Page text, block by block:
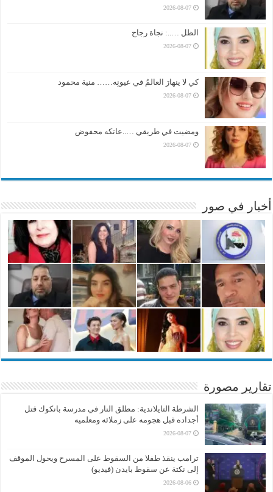
2026-08-07
الظل …..: نجاة رجاح
2026-08-07
كي لا ينهارَ العالمُ في عيونِه…… منية محمود
2026-08-07
ومضيت في طريقي …..عاتكه محفوض
2026-08-07
أخبار في صور
تقارير مصورة
الشرطة التايلاندية: مطلق النار في مدرسة بانكوك قتل
أجداده قبل هجومه على زملائه ومعلميه
2026-08-07
ترامب ينقذ طفلا من السقوط على المسرح ويحول الموقف
إلى نكتة عن سقوط بايدن (فيديو)
2026-08-06